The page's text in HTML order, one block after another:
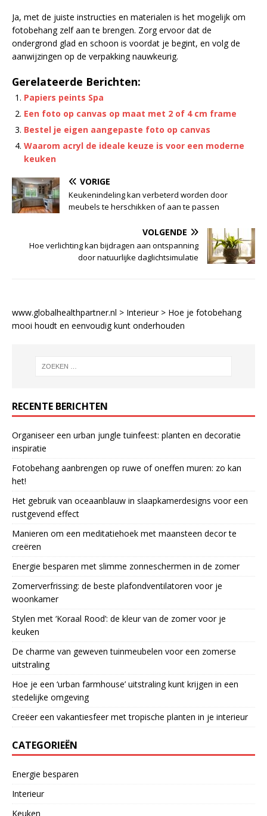
Ja, met de juiste instructies en materialen is het mogelijk om
fotobehang zelf aan te brengen. Zorg ervoor dat de
ondergrond glad en schoon is voordat je begint, en volg de
aanwijzingen op de verpakking nauwkeurig.
Gerelateerde Berichten:
Papiers peints Spa
Een foto op canvas op maat met 2 of 4 cm frame
Bestel je eigen aangepaste foto op canvas
Waarom acryl de ideale keuze is voor een moderne
keuken
VORIGE
Keukenindeling kan verbeterd worden door
meubels te herschikken of aan te passen
VOLGENDE
Hoe verlichting kan bijdragen aan ontspanning
door natuurlijke daglichtsimulatie
www.globalhealthpartner.nl > Interieur> Hoe je fotobehang
mooi houdt en eenvoudig kunt onderhouden
RECENTE BERICHTEN
Organiseer een urban jungle tuinfeest: planten en decoratie
inspiratie
Fotobehang aanbrengen op ruwe of oneffen muren: zo kan
het!
Het gebruik van oceaanblauw in slaapkamerdesigns voor een
rustgevend effect
Manieren om een meditatiehoek met maansteen decor te
creëren
Energie besparen met slimme zonneschermen in de zomer
Zomerverfrissing: de beste plafondventilatoren voor je
woonkamer
Stylen met ‘Koraal Rood’: de kleur van de zomer voor je
keuken
De charme van geweven tuinmeubelen voor een zomerse
uitstraling
Hoe je een ‘urban farmhouse’ uitstraling kunt krijgen in een
stedelijke omgeving
Creëer een vakantiesfeer met tropische planten in je interieur
CATEGORIEËN
Energie besparen
Interieur
Keuken